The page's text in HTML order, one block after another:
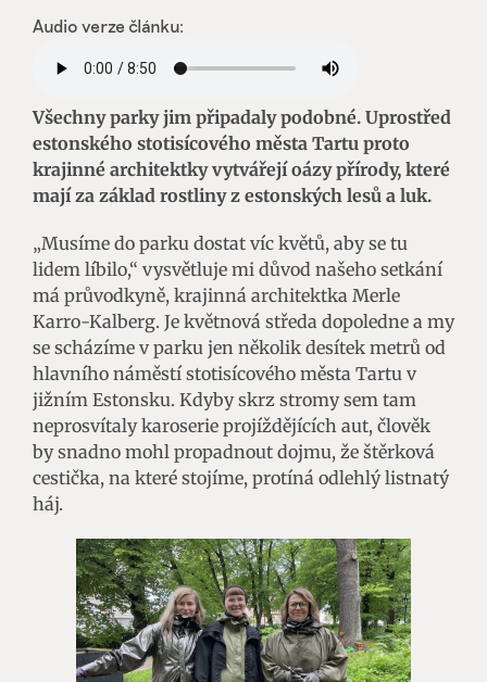
Audio verze článku:
Všechny parky jim připadaly podobné. Uprostřed
estonského stotisícového města Tartu proto
krajinné architektky vytvářejí oázy přírody, které
mají za základ rostliny z estonských lesů a luk.
„Musíme do parku dostat víc květů, aby se tu
lidem líbilo,“ vysvětluje mi důvod našeho setkání
má průvodkyně, krajinná architektka Merle
Karro-Kalberg. Je květnová středa dopoledne a my
se scházíme v parku jen několik desítek metrů od
hlavního náměstí stotisícového města Tartu v
jižním Estonsku. Kdyby skrz stromy sem tam
neprosvítaly karoserie projíždějících aut, člověk
by snadno mohl propadnout dojmu, že štěrková
cestička, na které stojíme, protíná odlehlý listnatý
háj.